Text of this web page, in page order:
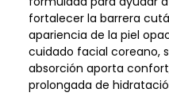
fortalecer la barrera
apariencia de la piel
cuidado facial coreano,
absorción aporta
prolongada de